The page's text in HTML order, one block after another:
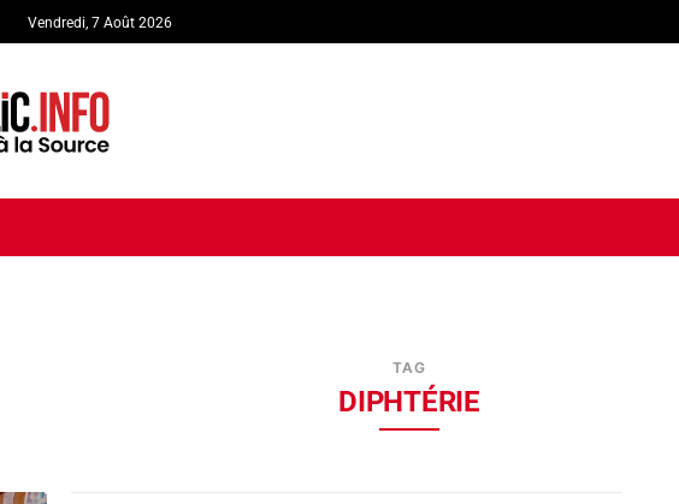
Vendredi, 7 Août 2026
TAG
DIPHTÉRIE